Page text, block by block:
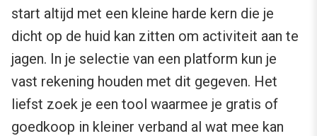
start altijd met een kleine harde kern die je
dicht op de huid kan zitten om activiteit aan te
jagen. In je selectie van een platform kun je
vast rekening houden met dit gegeven. Het
liefst zoek je een tool waarmee je gratis of
goedkoop in kleiner verband al wat mee kan